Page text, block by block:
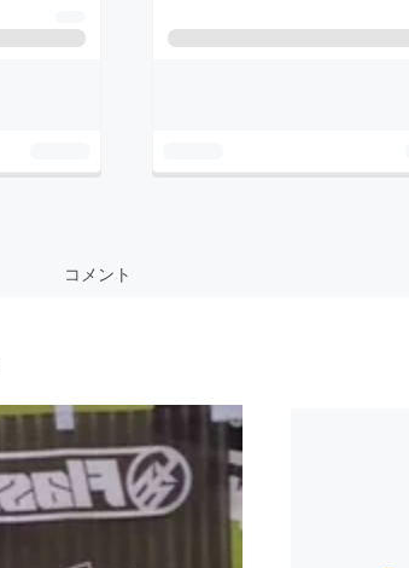
コメント